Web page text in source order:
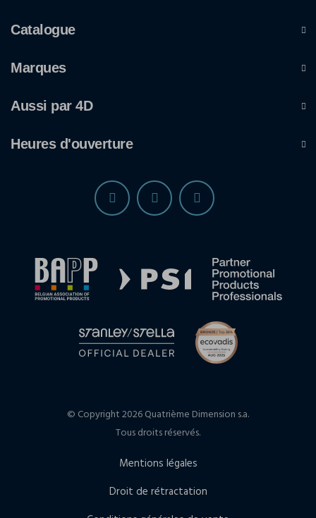
Catalogue
Marques
Aussi par 4D
Heures d'ouverture
© Copyright 2026 Quatrième Dimension s.a.
Tous droits réservés.
Mentions légales
Droit de rétractation